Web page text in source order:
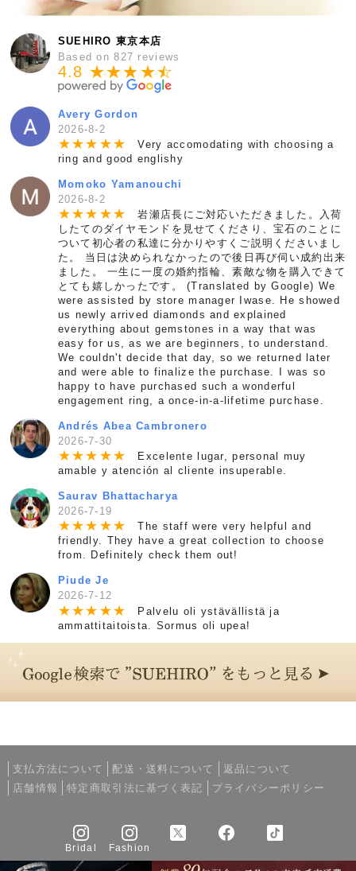
SUEHIRO 東京本店
Based on 827 reviews
4.8 ★★★★★
☆
Avery Gordon
2026-8-2
★★★ ★★
Very accomodating with choosing a
ring and good englishy
Momoko Yamanouchi
2026-8-2
★★★ ★★
岩瀬店長にご対応いただきました。入荷
したてのダイヤモンドを見せてくださり、宝石のことに
ついて初心者の私達に分かりやすくご説明くださいまし
た。 当日は決められなかったので後日再び伺い成約出来
ました。 一生に一度の婚約指輪、素敵な物を購入できて
とても嬉しかったです。 (Translated by Google) We
were assisted by store manager Iwase. He showed
us newly arrived diamonds and explained
everything about gemstones in a way that was
easy for us, as we are beginners, to understand.
We couldn't decide that day, so we returned later
and were able to finalize the purchase. I was so
happy to have purchased such a wonderful
engagement ring, a once-in-a-lifetime purchase.
Andrés Abea Cambronero
2026-7-30
★★★ ★★
Excelente lugar, personal muy
amable y atención al cliente insuperable.
Saurav Bhattacharya
2026-7-19
★★★ ★★
The staff were very helpful and
friendly. They have a great collection to choose
from. Definitely check them out!
Piude Je
2026-7-12
★★★ ★★
Palvelu oli ystävällistä ja
ammattitaitoista. Sormus oli upea!
支払方法について 配送・送料について
返品について
店舗情報
特定商取引法に基づく表記 プライバシーポリシー
Bridal Fashion